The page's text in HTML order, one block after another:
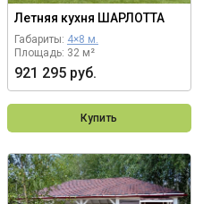
Летняя кухня ШАРЛОТТА
Габариты: 4×8 м.
Площадь: 32 м²
921 295 руб.
Купить